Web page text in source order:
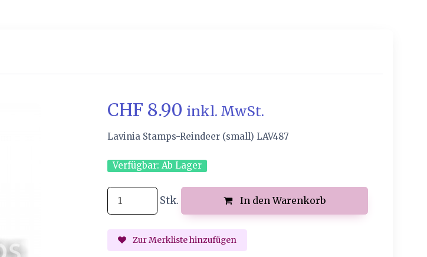
CHF 8.90 inkl. MwSt.
Lavinia Stamps-Reindeer (small) LAV487
Verfügbar: Ab Lager
Stk. In den Warenkorb
Zur Merkliste hinzufügen